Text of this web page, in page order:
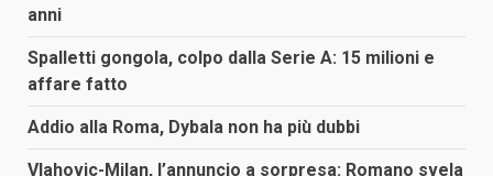
anni
Spalletti gongola, colpo dalla Serie A: 15 milioni e
affare fatto
Addio alla Roma, Dybala non ha più dubbi
Vlahovic-Milan, l’annuncio a sorpresa: Romano svela